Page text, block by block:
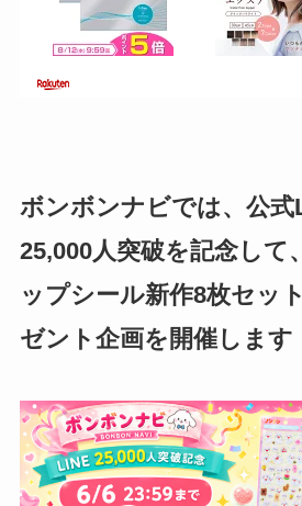
ボンボンナビでは、公式
25,000人突破を記念して
ップシール新作8枚セッ
ゼント企画を開催します